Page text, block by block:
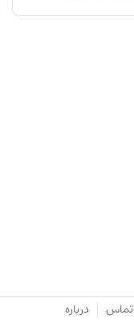
تماس درباره